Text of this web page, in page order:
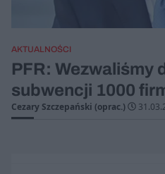
AKTUALNOŚCI
PFR: Wezwaliśmy
subwencji 1000
Cezary Szczepański (oprac.)